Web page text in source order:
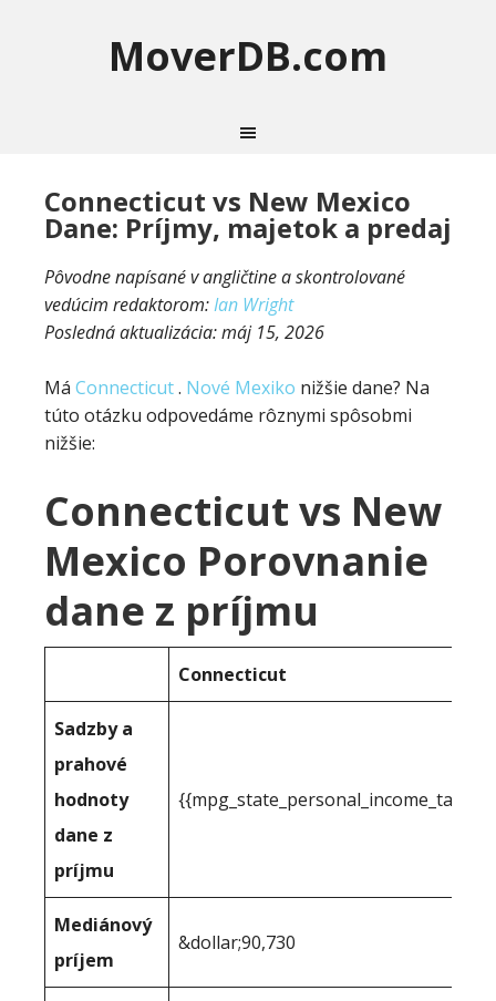
MoverDB.com
Connecticut vs New Mexico
Dane: Príjmy, majetok a predaj
Pôvodne napísané v angličtine a skontrolované
vedúcim redaktorom:Ian Wright
Posledná aktualizácia:máj 15, 2026
Má Connecticut. Nové Mexiko nižšie dane? Na
túto otázku odpovedáme rôznymi spôsobmi
nižšie:
Connecticut vs New
Mexico Porovnanie
dane z príjmu
Connecticut
Sadzby a
prahové
hodnoty
dane z
príjmu
Mediánový
príjem
&dollar;90,730